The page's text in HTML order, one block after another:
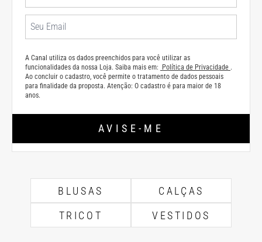
A Canal utiliza os dados preenchidos para você utilizar as
funcionalidades da nossa Loja. Saiba mais em:
Política de Privacidade .
Ao concluir o cadastro, você permite o tratamento de dados pessoais
para finalidade da proposta. Atenção: O cadastro é para maior de 18
anos.
AVISE-ME
BLUSAS
CALÇAS
TRICOT
VESTIDOS